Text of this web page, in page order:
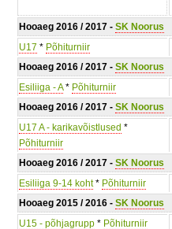
Hooaeg 2016 / 2017 - SK Noorus
U17 * Põhiturniir
Hooaeg 2016 / 2017 - SK Noorus
Esiliiga - A* Põhiturniir
Hooaeg 2016 / 2017 - SK Noorus
U17 A - karikavõistlused *
Põhiturniir
Hooaeg 2016 / 2017 - SK Noorus
Esiliiga 9-14 koht* Põhiturniir
Hooaeg 2015 / 2016 - SK Noorus
U15 - põhjagrupp * Põhiturniir